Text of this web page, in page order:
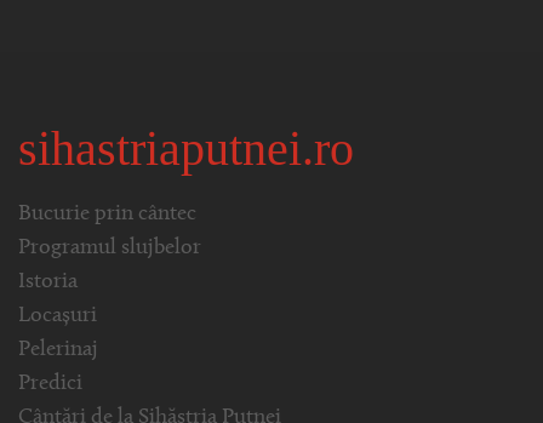
sihastriaputnei.ro
Bucurie prin cântec
Programul slujbelor
Istoria
Locașuri
Pelerinaj
Predici
Cântări de la Sihăstria Putnei